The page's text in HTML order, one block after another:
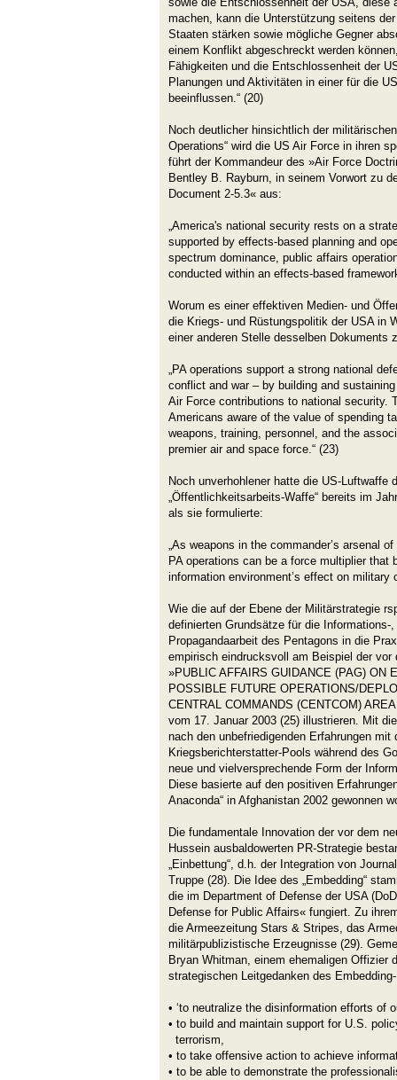
machen, kann die Unterstützung seitens
Staaten stärken sowie mögliche Gegner
einem Konflikt abgeschreckt werden
Fähigkeiten und die Entschlossenheit der
Planungen und Aktivitäten in einer für die
beeinflussen.“ (20)
Noch deutlicher hinsichtlich der
Operations“ wird die US Air Force in ihren
führt der Kommandeur des »Air Force
Bentley B. Rayburn, in seinem Vorwort zu
Document 2-5.3« aus:
„America's national security rests on a
supported by effects-based planning and
spectrum dominance, public affairs
conducted within an effects-based
Worum es einer effektiven Medien- und
die Kriegs- und Rüstungspolitik der USA in
einer anderen Stelle desselben Dokuments
„PA operations support a strong national
conflict and war – by building and
Air Force contributions to national security.
Americans aware of the value of spending
weapons, training, personnel, and the
premier air and space force.“ (23)
Noch unverhohlener hatte die US-Luftwaffe
„Öffentlichkeitsarbeits-Waffe“ bereits im
als sie formulierte:
„As weapons in the commander’s arsenal
PA operations can be a force multiplier that
information environment’s effect on military
Wie die auf der Ebene der Militärstrategie
definierten Grundsätze für die Informations-
Propagandaarbeit des Pentagons in die
empirisch eindrucksvoll am Beispiel der
»PUBLIC AFFAIRS GUIDANCE (PAG) ON
POSSIBLE FUTURE OPERATIONS/
CENTRAL COMMANDS (CENTCOM)
vom 17. Januar 2003 (25) illustrieren. Mit
nach den unbefriedigenden Erfahrungen mit
Kriegsberichterstatter-Pools während des
neue und vielversprechende Form der
Diese basierte auf den positiven
Anaconda“ in Afghanistan 2002 gewonnen
Die fundamentale Innovation der vor dem
Hussein ausbaldowerten PR-Strategie
„Einbettung“, d.h. der Integration von
Truppe (28). Die Idee des „Embedding“
die im Department of Defense der USA
Defense for Public Affairs« fungiert. Zu
die Armeezeitung Stars & Stripes, das
militärpublizistische Erzeugnisse (29).
Bryan Whitman, einem ehemaligen Offizier
strategischen Leitgedanken des
• ‘to neutralize the disinformation efforts of
• to build and maintain support for U.S.
terrorism,
• to take offensive action to achieve
• to be able to demonstrate the